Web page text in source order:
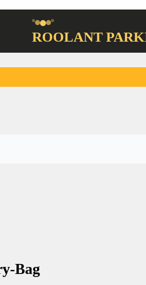
ROOLANT
Bag